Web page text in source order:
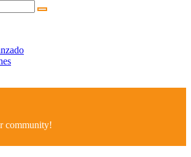
community!